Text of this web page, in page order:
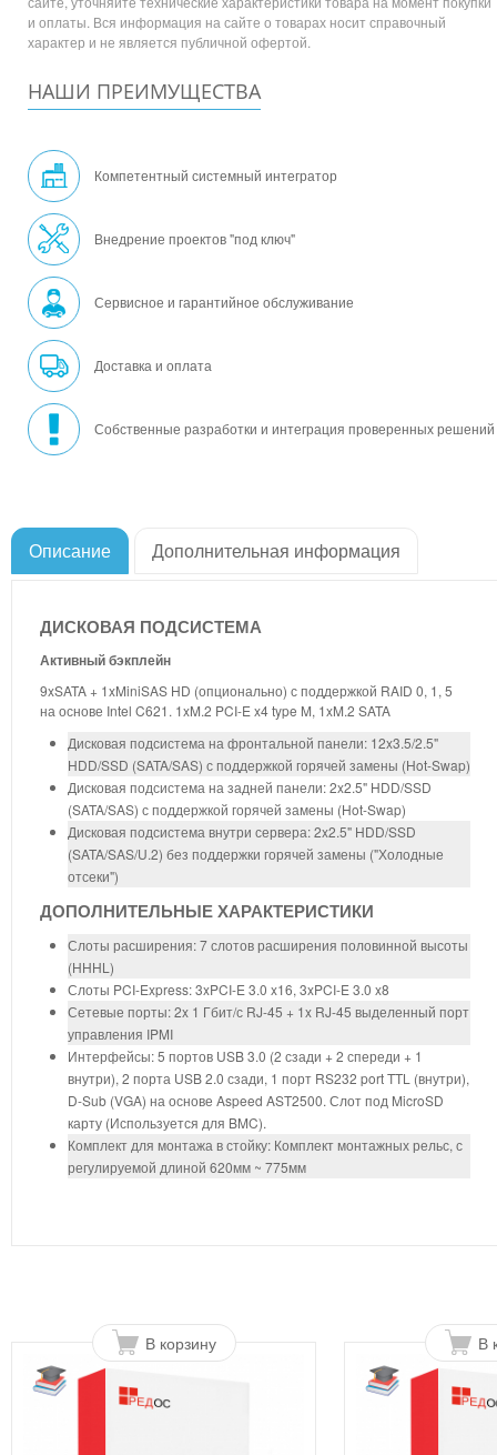
и оплаты. Вся информация на сайте о товарах носит справочный
характер и не является публичной офертой.
НАШИ ПРЕИМУЩЕСТВА
Компетентный системный интегратор
Внедрение проектов "под ключ"
Сервисное и гарантийное обслуживание
Доставка и оплата
Собственные разработки и интеграция проверенных решений
Описание Дополнительная информация
ДИСКОВАЯ ПОДСИСТЕМА
Активный бэкплейн
9xSATA + 1xMiniSAS HD (опционально) с поддержкой RAID 0, 1, 5
на основе Intel C621. 1xM.2 PCI-E x4 type M, 1xM.2 SATA
Дисковая подсистема на фронтальной панели: 12x3.5/2.5"
HDD/SSD (SATA/SAS) с поддержкой горячей замены (Hot-Swap)
Дисковая подсистема на задней панели: 2x2.5" HDD/SSD
(SATA/SAS) с поддержкой горячей замены (Hot-Swap)
Дисковая подсистема внутри сервера: 2x2.5" HDD/SSD
(SATA/SAS/U.2) без поддержки горячей замены ("Холодные
отсеки")
ДОПОЛНИТЕЛЬНЫЕ ХАРАКТЕРИСТИКИ
Слоты расширения: 7 слотов расширения половинной высоты
(HHHL)
Слоты PCI-Express: 3xPCI-E 3.0 x16, 3xPCI-E 3.0 x8
Сетевые порты: 2x 1 Гбит/с RJ-45 + 1x RJ-45 выделенный порт
управления IPMI
Интерфейсы: 5 портов USB 3.0 (2 сзади + 2 спереди + 1
внутри), 2 порта USB 2.0 сзади, 1 порт RS232 port TTL (внутри),
D-Sub (VGA) на основе Aspeed AST2500. Слот под MicroSD
карту (Используется для BMC).
Комплект для монтажа в стойку: Комплект монтажных рельс, с
регулируемой длиной 620мм ~ 775мм
В корзину В